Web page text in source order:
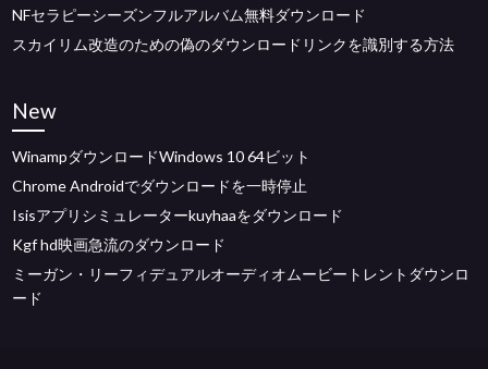
NFセラピーシーズンフルアルバム無料ダウンロード
スカイリム改造のための偽のダウンロードリンクを識別する方法
New
WinampダウンロードWindows 10 64ビット
Chrome Androidでダウンロードを一時停止
Isisアプリシミュレーターkuyhaaをダウンロード
Kgf hd映画急流のダウンロード
ミーガン・リーフィデュアルオーディオムービートレントダウンロ
ード